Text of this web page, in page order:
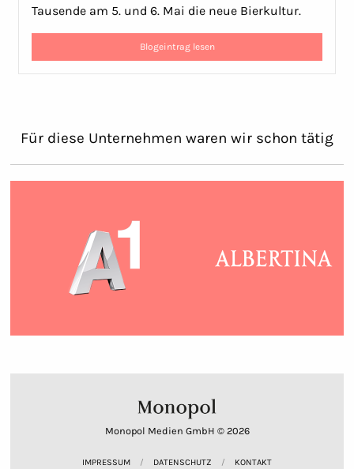
Tausende am 5. und 6. Mai die neue Bierkultur.
Blogeintrag lesen
Für diese Unternehmen waren wir schon tätig
Monopol Medien GmbH © 2026
IMPRESSUM DATENSCHUTZ KONTAKT